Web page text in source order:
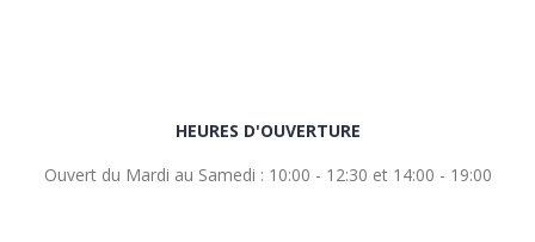
HEURES D'OUVERTURE
Ouvert du Mardi au Samedi : 10:00 - 12:30 et 14:00 - 19:00